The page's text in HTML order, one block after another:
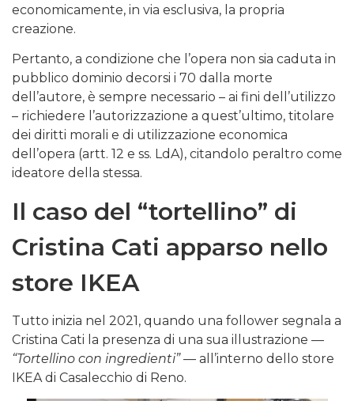
economicamente, in via esclusiva, la propria
creazione.
Pertanto, a condizione che l’opera non sia caduta in
pubblico dominio decorsi i 70 dalla morte
dell’autore, è sempre necessario – ai fini dell’utilizzo
– richiedere l’autorizzazione a quest’ultimo, titolare
dei diritti morali e di utilizzazione economica
dell’opera (artt. 12 e ss. LdA), citandolo peraltro come
ideatore della stessa.
Il caso del “tortellino” di
Cristina Cati apparso nello
store IKEA
Tutto inizia nel 2021, quando una follower segnala a
Cristina Cati la presenza di una sua illustrazione —
“Tortellino con ingredienti”— all’interno dello store
IKEA di Casalecchio di Reno.